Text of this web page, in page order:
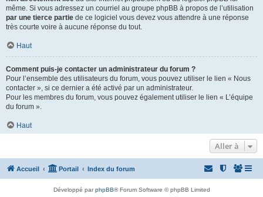
même. Si vous adressez un courriel au groupe phpBB à propos de l’utilisation
par une tierce partie de ce logiciel vous devez vous attendre à une réponse
très courte voire à aucune réponse du tout.
Haut
Comment puis-je contacter un administrateur du forum ?
Pour l’ensemble des utilisateurs du forum, vous pouvez utiliser le lien « Nous
contacter », si ce dernier a été activé par un administrateur.
Pour les membres du forum, vous pouvez également utiliser le lien « L’équipe
du forum ».
Haut
Aller à
Accueil Portail Index du forum
Développé parphpBB® Forum Software © phpBB Limited